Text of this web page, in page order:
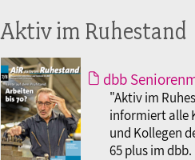
Aktiv im Ruhestand
dbb
"Aktiv im
informiert alle
und Kollegen
65 plus im dbb.